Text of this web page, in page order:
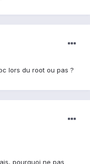
lors du root ou pas ?
pourquoi ne pas